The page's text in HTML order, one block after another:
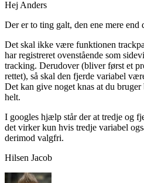
Hej Anders
Der er to ting galt, den ene mere end
Det skal ikke være funktionen
har registreret ovenstående som
tracking. Derudover (bliver først et
rettet), så skal den fjerde variabel
Det kan give noget knas at du bruger
helt.
I googles hjælp står der at tredje og
det virker kun hvis tredje variabel
derimod valgfri.
Hilsen Jacob